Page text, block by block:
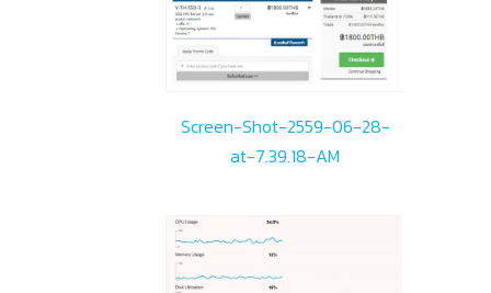
Screen-Shot-2559-06-28-
at-7.39.18-AM